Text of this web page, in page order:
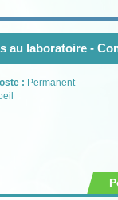
au laboratoire -
: Permanent